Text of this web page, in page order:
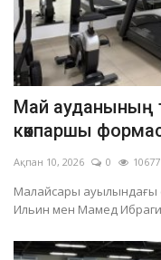
Май ауданының
көкпаршы
Ақпан 10, 2026 0 10677
Малайсары
Ильин мен Мамед